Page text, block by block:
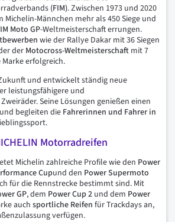
(FIM). Zwischen 1973 und 2020
Michelin-Männchen mehr als 450 Siege und
Moto GP-Weltmeisterschaft errungen.
wie der Rallye Dakar mit 36 Siegen
der Motocross-Weltmeisterschaft mit 7
erfolgreich.
und entwickelt ständig neue
leistungsfähigere und
Seine Lösungen genießen einen
begleiten die Fahrerinnen und Fahrer in
Motorradreifen
Michelin zahlreiche Profile wie den Power
Cupund den Power Supermoto
für die Rennstrecke bestimmt sind. Mit
GP, dem Power Cup 2 und dem Power
auch sportliche Reifen für Trackdays an,
verfügen.